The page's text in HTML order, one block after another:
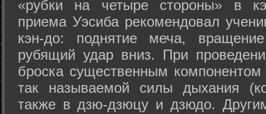
«рубки на четыре стороны» в
приема Уэсиба рекомендовал
кэн-до: поднятие меча,
рубящий удар вниз. При
броска существенным компонентом
так называемой силы дыхания
также в дзю-дзюцу и дзюдо.